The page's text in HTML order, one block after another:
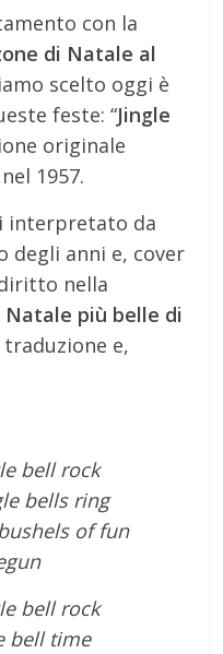
con la
di Natale al
scelto oggi è
feste: “Jingle
originale
nel 1957.
interpretato da
degli anni e, cover
nella
Natale più belle di
traduzione e,
bell rock
bells ring
of fun
bell rock
bell time